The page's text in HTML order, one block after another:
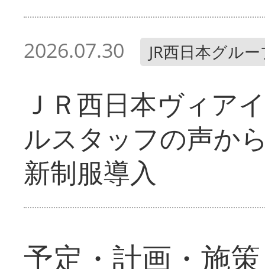
2026.07.30 JR西日本グル
ＪＲ西日本ヴィア
ルスタッフの声か
新制服導入
予定・計画・施策